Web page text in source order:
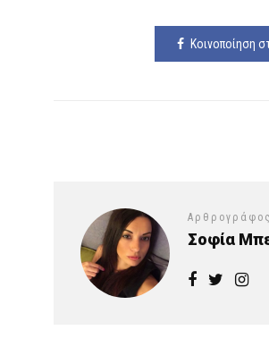
Κοινοποίηση
Αρθρογράφος
Σοφία